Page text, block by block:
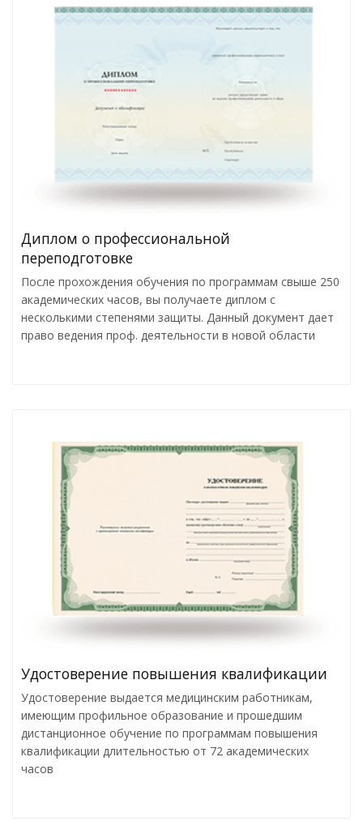
Диплом о профессиональной
переподготовке
После прохождения обучения по программам свыше 250
академических часов, вы получаете диплом с
несколькими степенями защиты. Данный документ дает
право ведения проф. деятельности в новой области
Удостоверение повышения квалификации
Удостоверение выдается медицинским работникам,
имеющим профильное образование и прошедшим
дистанционное обучение по программам повышения
квалификации длительностью от 72 академических
часов